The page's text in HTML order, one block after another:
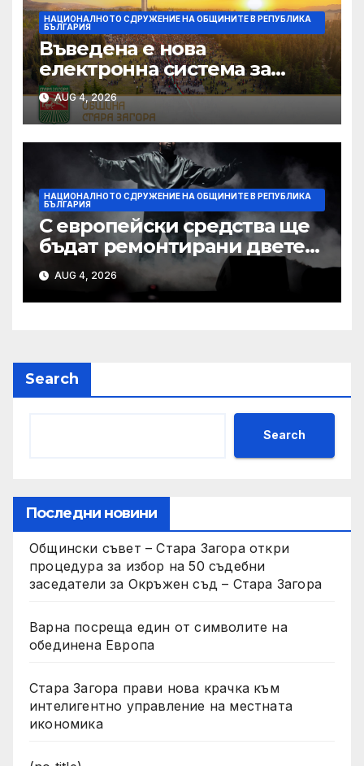
НАЦИОНАЛНОТО СДРУЖЕНИЕ НА ОБЩИНИТЕ В РЕПУБЛИКА
БЪЛГАРИЯ
Въведена е нова
електронна система за
кандидатстване по
Национален фонд
„Култура“
AUG 4, 2026
НАЦИОНАЛНОТО СДРУЖЕНИЕ НА ОБЩИНИТЕ В РЕПУБЛИКА
БЪЛГАРИЯ
С европейски средства ще
бъдат ремонтирани двете
най-стари училища в Ямбол
AUG 4, 2026
Search
Search
Последни новини
Общински съвет – Стара Загора откри
процедура за избор на 50 съдебни
заседатели за Окръжен съд – Стара Загора
Варна посреща един от символите на
обединена Европа
Стара Загора прави нова крачка към
интелигентно управление на местната
икономика